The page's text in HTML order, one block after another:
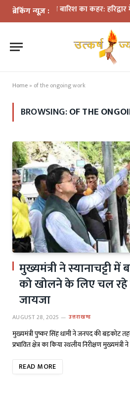
ब्रेकिंग न्यूज़ :
भारी बारिश का कहर: हरिद्वार में
Home » of the ongoing work
BROWSING:OF THE
मुख्यमंत्री ने स्यानाचट्टी
को खोलने के लिए चल रहे
जायजा
AUGUST 28, 2025 उत्तराखण्ड
मुख्यमंत्री पुष्कर सिंह धामी ने जनपद की बड़कोट
प्रभावित क्षेत्र का किया स्थलीय निरीक्षण मुख्यमंत्री ने
READ MORE